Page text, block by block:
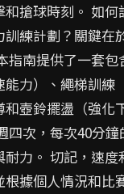
搶球時刻。 如
訓練計劃？關鍵在
指南提供了一套
力）、繩梯訓練
和壺鈴擺盪（強化
四次，每次40分
力。 切記，速度
據個人情況和比